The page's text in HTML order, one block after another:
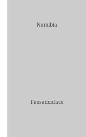
Namibia
Fassadenface